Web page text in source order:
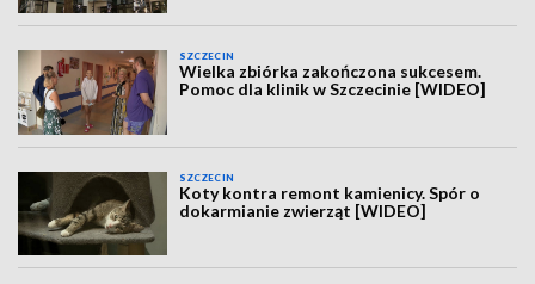
SZCZECIN
Wielka zbiórka zakończona sukcesem.
Pomoc dla klinik w Szczecinie [WIDEO]
SZCZECIN
Koty kontra remont kamienicy. Spór o
dokarmianie zwierząt [WIDEO]